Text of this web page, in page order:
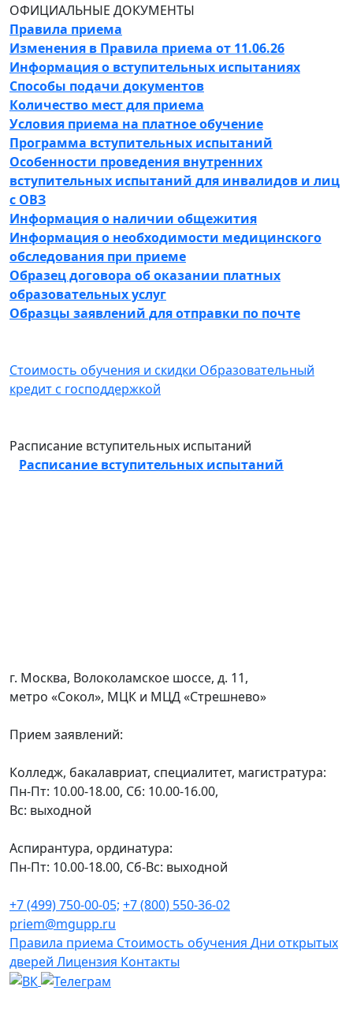
ОФИЦИАЛЬНЫЕ ДОКУМЕНТЫ
Правила приема
Изменения в Правила приема от 11.06.26
Информация о вступительных испытаниях
Способы подачи документов
Количество мест для приема
Условия приема на платное обучение
Программа вступительных испытаний
Особенности проведения внутренних
вступительных испытаний для инвалидов и лиц
с ОВЗ
Информация о наличии общежития
Информация о необходимости медицинского
обследования при приеме
Образец договора об оказании платных
образовательных услуг
Образцы заявлений для отправки по почте
Стоимость обучения и скидки Образовательный
кредит с господдержкой
Расписание вступительных испытаний
Расписание вступительных испытаний
г. Москва, Волоколамское шоссе, д. 11,
метро «Сокол», МЦК и МЦД «Стрешнево»
Прием заявлений:
Колледж, бакалавриат, специалитет, магистратура:
Пн-Пт: 10.00-18.00, Сб: 10.00-16.00,
Вс: выходной
Аспирантура, ординатура:
Пн-Пт: 10.00-18.00, Сб-Вс: выходной
+7 (499) 750-00-05; +7 (800) 550-36-02
priem@mgupp.ru
Правила приема Стоимость обучения Дни открытых
дверей Лицензия Контакты